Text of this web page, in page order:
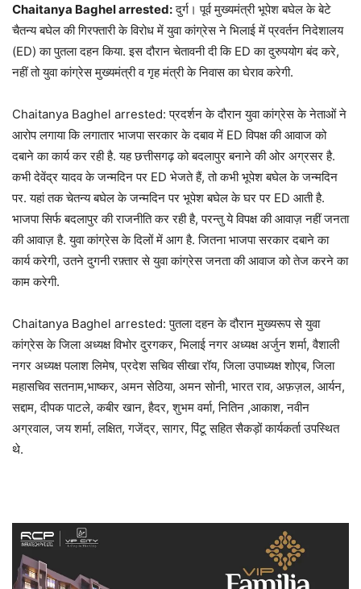
Chaitanya Baghel arrested:दुर्ग। पूर्व मुख्यमंत्री भूपेश बघेल के बेटे
चैतन्य बघेल की गिरफ्तारी के विरोध में युवा कांग्रेस ने भिलाई में प्रवर्तन निदेशालय
(ED) का पुतला दहन किया. इस दौरान चेतावनी दी कि ED का दुरुपयोग बंद करे,
नहीं तो युवा कांग्रेस मुख्यमंत्री व गृह मंत्री के निवास का घेराव करेगी.
Chaitanya Baghel arrested: प्रदर्शन के दौरान युवा कांग्रेस के नेताओं ने
आरोप लगाया कि लगातार भाजपा सरकार के दबाव में ED विपक्ष की आवाज को
दबाने का कार्य कर रही है. यह छत्तीसगढ़ को बदलापुर बनाने की ओर अग्रसर है.
कभी देवेंद्र यादव के जन्मदिन पर ED भेजते हैं, तो कभी भूपेश बघेल के जन्मदिन
पर. यहां तक चेतन्य बघेल के जन्मदिन पर भूपेश बघेल के घर पर ED आती है.
भाजपा सिर्फ बदलापुर की राजनीति कर रही है, परन्तु ये विपक्ष की आवाज़ नहीं जनता
की आवाज़ है. युवा कांग्रेस के दिलों में आग है. जितना भाजपा सरकार दबाने का
कार्य करेगी, उतने दुगनी रफ़्तार से युवा कांग्रेस जनता की आवाज को तेज करने का
काम करेगी.
Chaitanya Baghel arrested: पुतला दहन के दौरान मुख्यरूप से युवा
कांग्रेस के जिला अध्यक्ष विभोर दुरगकर, भिलाई नगर अध्यक्ष अर्जुन शर्मा, वैशाली
नगर अध्यक्ष पलाश लिमेष, प्रदेश सचिव सीखा रॉय, जिला उपाध्यक्ष शोएब, जिला
महासचिव सतनाम,भाष्कर, अमन सेठिया, अमन सोनी, भारत राव, अफ़ज़ल, आर्यन,
सद्दाम, दीपक पाटले, कबीर खान, हैदर, शुभम वर्मा, नितिन ,आकाश, नवीन
अग्रवाल, जय शर्मा, लक्षित, गजेंद्र, सागर, पिंटू सहित सैकड़ों कार्यकर्ता उपस्थित
थे.